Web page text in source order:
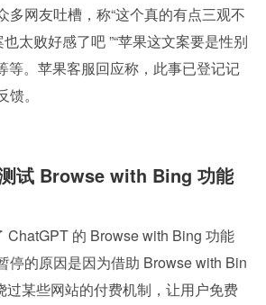
多网友吐槽，称“这个真的有点三观不
太败好感了吧 ”“苹果这文案要是性别
等。苹果客服回应称，此事已登记记
。
试 Browse with Bing 功能
ChatGPT 的 Browse with Bing 功能
停的原因是因为借助 Browse with Bin
过某些网站的付费机制，让用户免费